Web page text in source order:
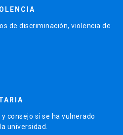
de discriminación, violencia de
consejo si se ha vulnerado
universidad.